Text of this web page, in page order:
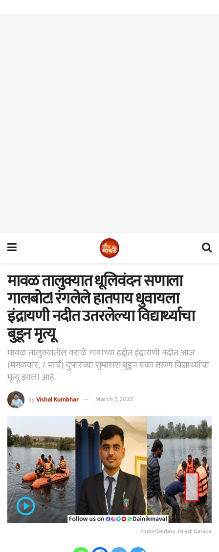
मावळ तालुक्यात धूलिवंदन सणाला
गालबोट! रंगलेले हातपाय धुवायला
इंद्रायणी नदीत उतरलेल्या विद्यार्थ्याचा
बुडून मृत्यू
मावळ तालुक्यातील वराळे गावाच्या हद्दीत इंद्रायणी नदीत आज
(मंगळवार, 7 मार्च) दुपारच्या सुमारास बुडून एका तरुण विद्यार्थ्याचा
मृत्यू झाला आहे.
byVishal Kumbhar March 7, 2023
Photo Courtesy : Nilesh Garade